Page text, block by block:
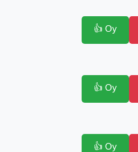
👍 Oy
👍 Oy
👍 Oy